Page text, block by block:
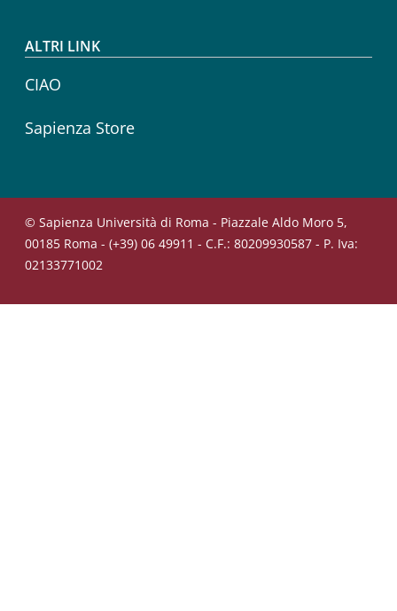
ALTRI LINK
CIAO
Sapienza Store
© Sapienza Università di Roma - Piazzale Aldo Moro 5,
00185 Roma - (+39) 06 49911 - C.F.: 80209930587 - P. Iva:
02133771002